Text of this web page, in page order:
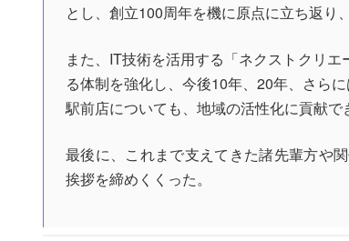
とし、創立100周年を機に原点に立ち返り
また、IT技術を活用する「ネクストクリ
る体制を強化し、今後10年、20年、さら
駅前店についても、地域の活性化に貢献で
最後に、これまで支えてきた諸先輩方や
挨拶を締めくくった。